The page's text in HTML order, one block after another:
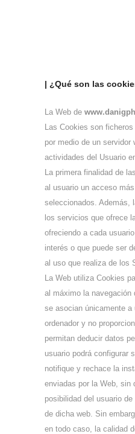
| ¿Qué son las
La Web de
Las Cookies son
por medio de un servidor
actividades del Usuario
La primera finalidad de
al usuario un acceso
seleccionados. Además,
los servicios que ofrece
ofreciendo a cada
interés o que puede ser
al uso que realiza de los
La Web utiliza Cookies
al máximo la navegación
se asocian únicamente
ordenador y no
permitan deducir datos
usuario podrá configurar
notifique y rechace la
enviadas por la Web, sin
posibilidad del usuario
de dicha web. Sin
en todo caso, la calidad